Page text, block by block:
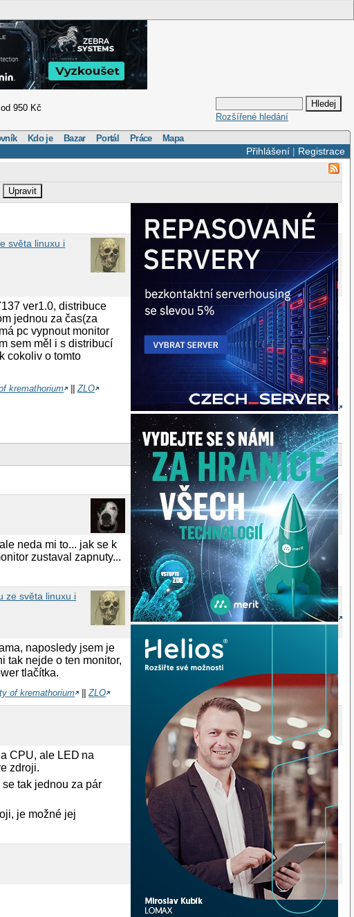
950 Kč
Rozšířené hledání
Kdo je Bazar Portál Práce Mapa
Přihlášení| Registrace
Upravit
světa linuxu i
ver1.0, distribuce
jednou za čas(za
pc vypnout monitor
sem měl i s distribucí
cokoliv o tomto
kremathorium ||ZLO
neda mi to... jak se k
zustaval zapnuty...
ze světa linuxu i
naposledy jsem je
tak nejde o ten monitor,
tlačítka.
of kremathorium ||ZLO
CPU, ale LED na
zdroji.
tak jednou za pár
je možné jej